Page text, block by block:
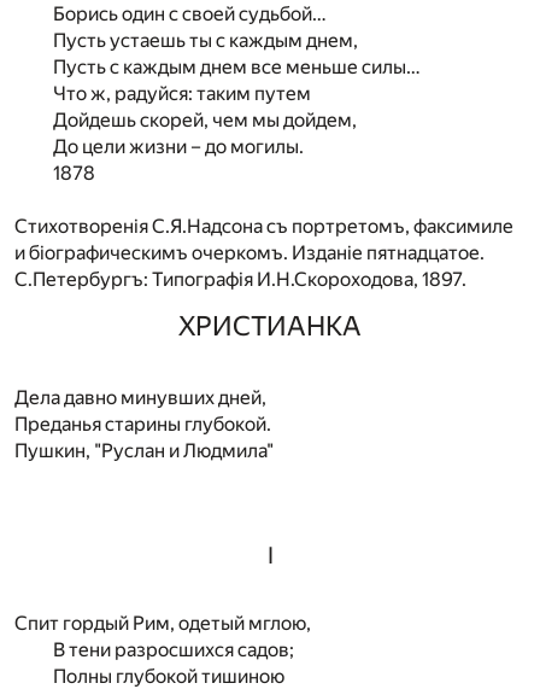
Борись один с своей судьбой…
Пусть устаешь ты с каждым днем,
Пусть с каждым днем все меньше силы…
Что ж, радуйся: таким путем
Дойдешь скорей, чем мы дойдем,
До цели жизни – до могилы.
1878
Стихотворенiя С.Я.Надсона съ портретомъ, факсимиле
и бiографическимъ очеркомъ. Изданiе пятнадцатое.
С.Петербургъ: Типографiя И.Н.Скороходова, 1897.
ХРИСТИАНКА
Дела давно минувших дней,
Преданья старины глубокой.
Пушкин, "Руслан и Людмила"
I
Спит гордый Рим, одетый мглою,
В тени разросшихся садов;
Полны глубокой тишиною